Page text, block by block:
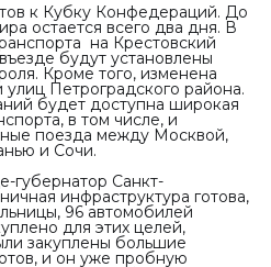
к Кубку Конфедераций. До
остается всего два дня. В
на Крестовский
будут установлены
Кроме того, изменена
Петроградского района.
будет доступна широкая
в том числе, и
поезда между Москвой,
и Сочи.
губернатор Санкт-
инфраструктура готова,
96 автомобилей
для этих целей,
закуплены большие
и он уже пробную